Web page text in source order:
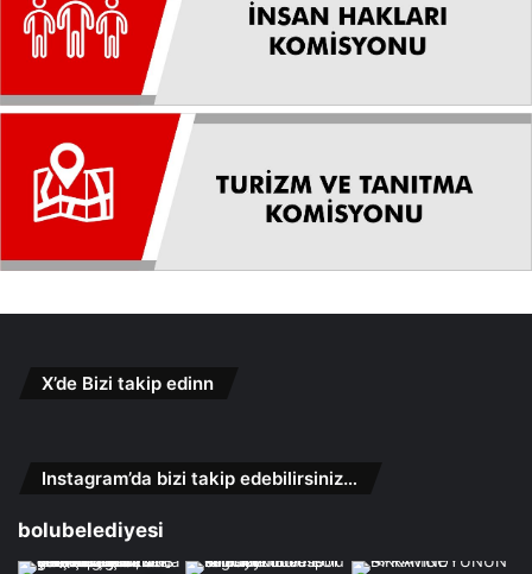
X’de Bizi takip edinn
Instagram’da bizi takip edebilirsiniz…
bolubelediyesi